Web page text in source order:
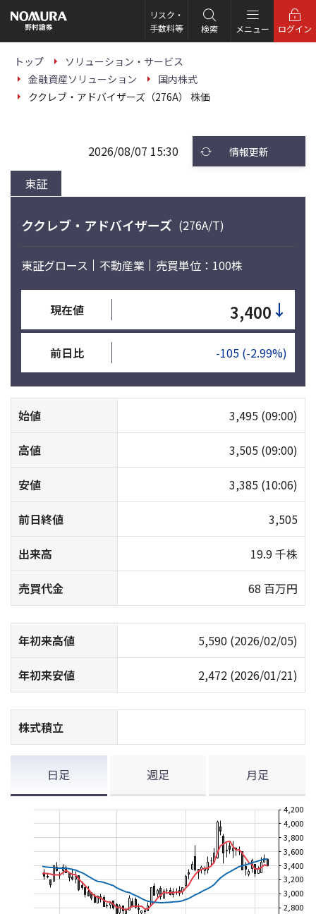
の
ー
リスク・
手数料等
検索 メニュー ログイン
トップ
ソリューション・サービス
金融資産ソリューション
国内株式
ククレブ・アドバイザーズ（276A） 株価
東証
2026/08/07 15:30 情報更新
ククレブ・アドバイザーズ (276A/T)
東証グロース 不動産業 売買単位：100株
現在値 3,400 ↓
前日比 -105 (-2.99%)
始値 3,495 (09:00)
高値 3,505 (09:00)
安値 3,385 (10:06)
前日終値 3,505
出来高 19.9 千株
売買代金 68 百万円
年初来高値 5,590 (2026/02/05)
年初来安値 2,472 (2026/01/21)
株式積立
日足 週足 月足
2,800
3,000
3,200
3,400
3,600
3,800
4,000
4,200